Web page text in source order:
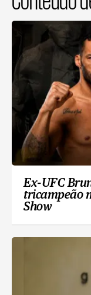
Ex-UFC
tricampeão
Show